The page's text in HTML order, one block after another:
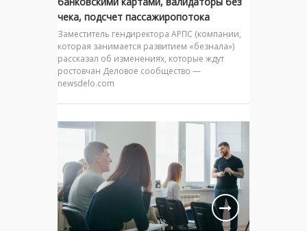
чека, подсчет пассажиропотока
Заместитель гендиректора АРПС (компании,
которая занимается развитием «безнала»)
рассказал об изменениях, которые ждут
ростовчан Деловое сообщество —
newsdelo.com